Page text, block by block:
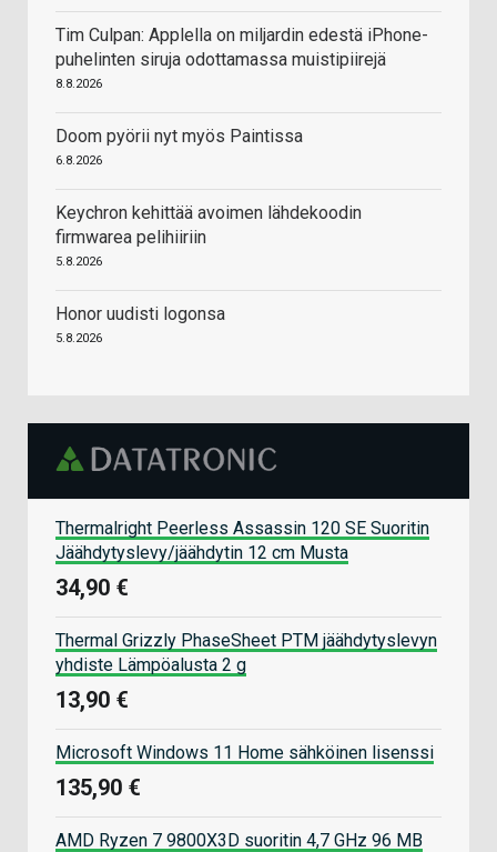
Tim Culpan: Applella on miljardin edestä iPhone-
puhelinten siruja odottamassa muistipiirejä
8.8.2026
Doom pyörii nyt myös Paintissa
6.8.2026
Keychron kehittää avoimen lähdekoodin
firmwarea pelihiiriin
5.8.2026
Honor uudisti logonsa
5.8.2026
Thermalright Peerless Assassin 120 SE Suoritin
Jäähdytyslevy/jäähdytin 12 cm Musta
34,90 €
Thermal Grizzly PhaseSheet PTM jäähdytyslevyn
yhdiste Lämpöalusta 2 g
13,90 €
Microsoft Windows 11 Home sähköinen lisenssi
135,90 €
AMD Ryzen 7 9800X3D suoritin 4,7 GHz 96 MB